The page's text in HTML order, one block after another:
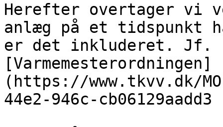
Herefter overtager vi
anlæg på et tidspunkt
er det inkluderet. Jf.
[Varmemesterordningen]
(https://www.tkvv.dk/
44e2-946c-